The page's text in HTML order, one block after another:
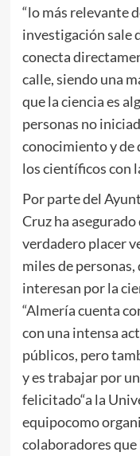
“lo más relevante
investigación sale
conecta
calle, siendo una
que la ciencia es
personas no
conocimiento y de
los científicos con
Por parte del
Cruz ha
verdadero placer
miles de personas,
interesan por la
“Almería cuenta
con una intensa
públicos, pero
y es trabajar por
felicitado“a la
equipocomo
colaboradores